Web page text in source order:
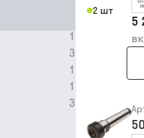
1
3
1
1
3
2 шт
5